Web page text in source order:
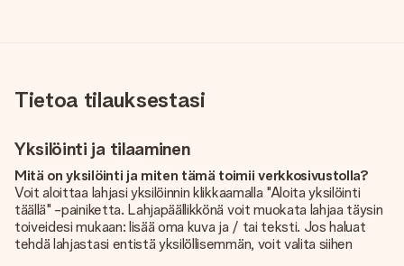
Tietoa tilauksestasi
Yksilöinti ja tilaaminen
Mitä on yksilöinti ja miten tämä toimii verkkosivustolla?
Voit aloittaa lahjasi yksilöinnin klikkaamalla "Aloita yksilöinti
täällä" -painiketta. Lahjapäällikkönä voit muokata lahjaa täysin
toiveidesi mukaan: lisää oma kuva ja / tai teksti. Jos haluat
tehdä lahjastasi entistä yksilöllisemmän, voit valita siihen